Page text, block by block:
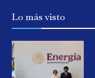
Lo más visto